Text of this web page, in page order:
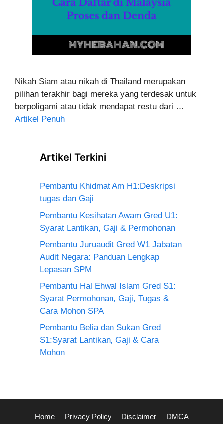
Nikah Siam atau nikah di Thailand merupakan
pilihan terakhir bagi mereka yang terdesak untuk
berpoligami atau tidak mendapat restu dari …
Artikel Penuh
Artikel Terkini
Pembantu Khidmat Am H1:Deskripsi
tugas dan Gaji
Pembantu Kesihatan Awam Gred U1:
Syarat Lantikan, Gaji & Permohonan
Pembantu Juruaudit Gred W1 Jabatan
Audit Negara: Panduan Lengkap
Lepasan SPM
Pembantu Hal Ehwal Islam Gred S1:
Syarat Permohonan, Gaji, Tugas &
Cara Mohon SPA
Pembantu Belia dan Sukan Gred
S1:Syarat Lantikan, Gaji & Cara
Mohon
Home Privacy Policy Disclaimer DMCA